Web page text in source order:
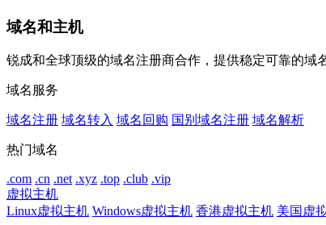
域名和主机
锐成和全球顶级的域名注册商合作，提供稳定可靠的域
域名服务
域名注册 域名转入 域名回购 国别域名注册 域名解析
热门域名
.com .cn .net .xyz .top .club .vip
虚拟主机
Linux虚拟主机 Windows虚拟主机 香港虚拟主机 美国虚